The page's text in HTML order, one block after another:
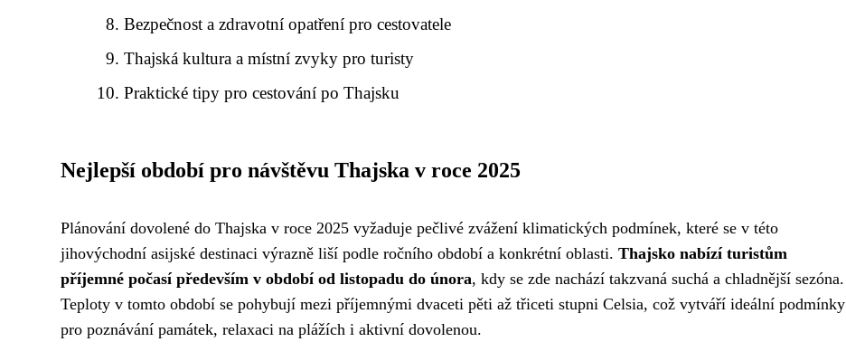
Bezpečnost a zdravotní opatření pro cestovatele
Thajská kultura a místní zvyky pro turisty
Praktické tipy pro cestování po Thajsku
Nejlepší období pro návštěvu Thajska v roce 2025
Plánování dovolené do Thajska v roce 2025 vyžaduje pečlivé zvážení klimatických podmínek, které se v této
jihovýchodní asijské destinaci výrazně liší podle ročního období a konkrétní oblasti. Thajsko nabízí turistům
příjemné počasí především v období od listopadu do února, kdy se zde nachází takzvaná suchá a chladnější sezóna.
Teploty v tomto období se pohybují mezi příjemnými dvaceti pěti až třiceti stupni Celsia, což vytváří ideální podmínky
pro poznávání památek, relaxaci na plážích i aktivní dovolenou.